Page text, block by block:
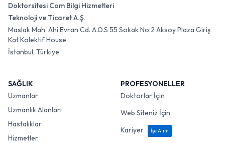
Doktorsitesi Com Bilgi Hizmetleri
Teknoloji ve Ticaret A.Ş.
Maslak Mah. Ahi Evran Cd. A.O.S 55 Sokak No:2 Aksoy Plaza Giriş
Kat Kolektif House
İstanbul, Türkiye
SAĞLIK
Uzmanlar
Uzmanlık Alanları
Hastalıklar
Hizmetler
PROFESYONELLER
Doktorlar İçin
Web Siteniz İçin
Kariyer
İşe Alım